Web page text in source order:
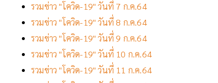
รวมข่าว "โควิด-19" วันที่ 7 ก.ค.64
รวมข่าว "โควิด-19" วันที่ 8 ก.ค.64
รวมข่าว "โควิด-19" วันที่ 9 ก.ค.64
รวมข่าว "โควิด-19" วันที่ 10 ก.ค.64
รวมข่าว "โควิด-19" วันที่ 11 ก.ค.64